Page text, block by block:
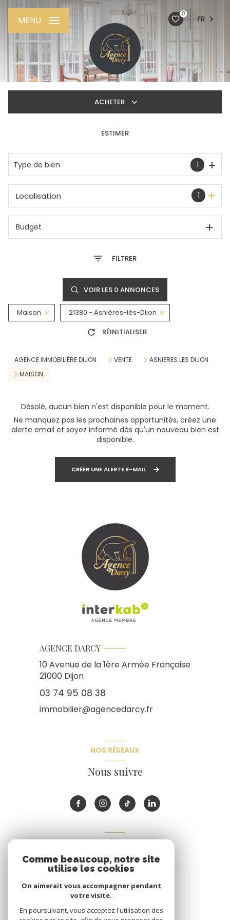
0
FR
MENU
ACHETER
De l'immo pro
ESTIMER
Type de bien 1
1
Localisation
Budget
FILTRER
VOIR LES 0 ANNONCES
Maison 21380 - Asnières-lès-Dijon
RÉINITIALISER
AGENCE IMMOBILIÈRE DIJON VENTE
ASNIERES LES DIJON
MAISON
Désolé, aucun bien n'est disponible pour le moment.
Ne manquez pas les prochaines opportunités, créez une
alerte email et soyez informé dès qu'un nouveau bien est
disponible.
CRÉER UNE ALERTE E-MAIL
AGENCE DARCY
10 Avenue de la 1ère Armée Française
21000 Dijon
03 74 95 08 38
immobilier@agencedarcy.fr
NOS RÉSEAUX
Nous suivre
ADHÉRENTS
Nous adhérons
Comme beaucoup, notre site
utilise les cookies
On aimerait vous accompagner pendant
votre visite.
En poursuivant, vous acceptez l'utilisation des